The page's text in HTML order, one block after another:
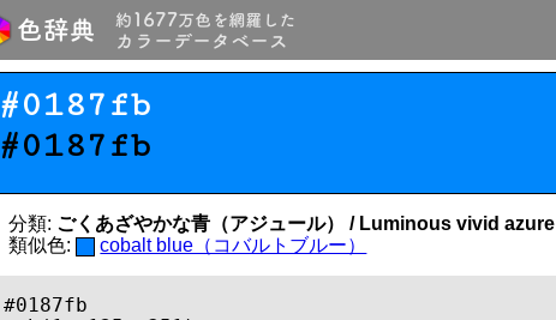
#0187fb
#0187fb
分類: ごくあざやかな青（アジュール） / Luminous vivid azure
類似色:
cobalt blue（コバルトブルー）
#0187fb